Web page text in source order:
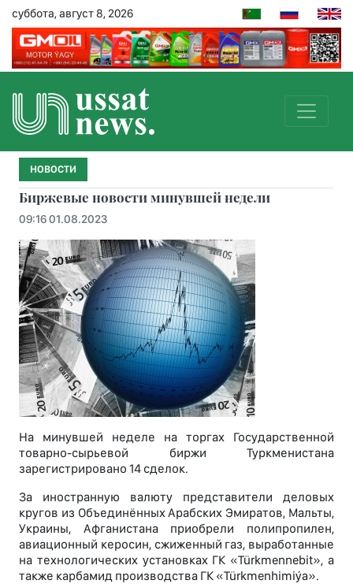
суббота, август 8, 2026
НОВОСТИ
Биржевые новости минувшей недели
09:16 01.08.2023
На минувшей неделе на торгах Государственной
товарно-сырьевой биржи Туркменистана
зарегистрировано 14 сделок.
За иностранную валюту представители деловых
кругов из Объединённых Арабских Эмиратов, Мальты,
Украины, Афганистана приобрели полипропилен,
авиационный керосин, сжиженный газ, выработанные
на технологических установках ГК «Türkmennebit», а
также карбамид производства ГК «Türkmenhimiýa».